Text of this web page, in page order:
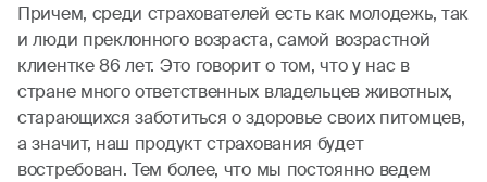
Причем, среди страхователей есть как молодежь, так
и люди преклонного возраста, самой возрастной
клиентке 86 лет. Это говорит о том, что у нас в
стране много ответственных владельцев животных,
старающихся заботиться о здоровье своих питомцев,
а значит, наш продукт страхования будет
востребован. Тем более, что мы постоянно ведем